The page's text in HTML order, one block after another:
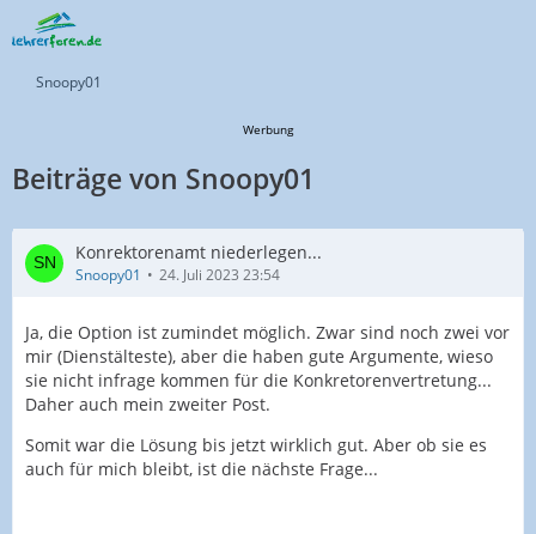
Snoopy01
Werbung
Beiträge von Snoopy01
Konrektorenamt niederlegen...
Snoopy01 24. Juli 2023 23:54
Ja, die Option ist zumindet möglich. Zwar sind noch zwei vor
mir (Dienstälteste), aber die haben gute Argumente, wieso
sie nicht infrage kommen für die Konkretorenvertretung...
Daher auch mein zweiter Post.
Somit war die Lösung bis jetzt wirklich gut. Aber ob sie es
auch für mich bleibt, ist die nächste Frage...